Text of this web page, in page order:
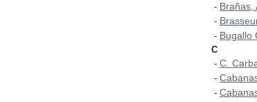
- Brañas,
-
- Bugallo
C
- C.
-
-